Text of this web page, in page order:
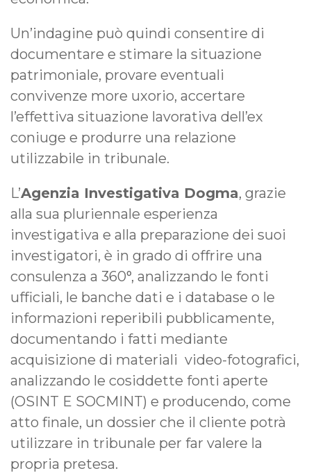
Un’indagine può quindi consentire di
documentare e stimare la situazione
patrimoniale, provare eventuali
convivenze more uxorio, accertare
l’effettiva situazione lavorativa dell’ex
coniuge e produrre una relazione
utilizzabile in tribunale.
L’Agenzia Investigativa Dogma, grazie
alla sua pluriennale esperienza
investigativa e alla preparazione dei suoi
investigatori, è in grado di offrire una
consulenza a 360°, analizzando le fonti
ufficiali, le banche dati e i database o le
informazioni reperibili pubblicamente,
documentando i fatti mediante
acquisizione di materiali video-fotografici,
analizzando le cosiddette fonti aperte
(OSINT E SOCMINT) e producendo, come
atto finale, un dossier che il cliente potrà
utilizzare in tribunale per far valere la
propria pretesa.